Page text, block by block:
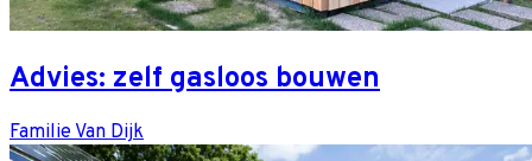
Advies: zelf gasloos bouwen
Familie Van Dijk